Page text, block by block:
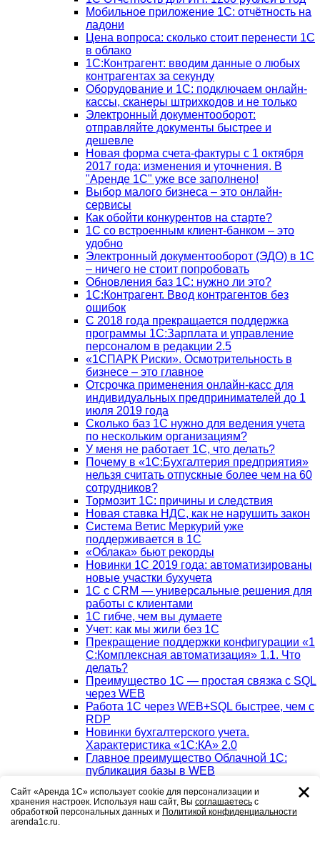
Сайт «Аренда 1С» использует cookie для персонализации и
хранения настроек. Используя наш сайт, Вы соглашаетесь с
обработкой персональных данных и Политикой конфиденциальности
arenda1c.ru.
Мобильное приложение 1С: отчётность на
ладони
Цена вопроса: сколько стоит перенести 1С
в облако
1С:Контрагент: вводим данные о любых
контрагентах за секунду
Оборудование и 1С: подключаем онлайн-
кассы, сканеры штрихкодов и не только
Электронный документооборот:
отправляйте документы быстрее и
дешевле
Новая форма счета-фактуры с 1 октября
2017 года: изменения и уточнения. В
"Аренде 1С" уже все заполнено!
Выбор малого бизнеса – это онлайн-
сервисы
Как обойти конкурентов на старте?
1C со встроенным клиент-банком – это
удобно
Электронный документооборот (ЭДО) в 1С
– ничего не стоит попробовать
Обновления баз 1С: нужно ли это?
1С:Контрагент. Ввод контрагентов без
ошибок
С 2018 года прекращается поддержка
программы 1С:Зарплата и управление
персоналом в редакции 2.5
«1СПАРК Риски». Осмотрительность в
бизнесе – это главное
Отсрочка применения онлайн-касс для
индивидуальных предпринимателей до 1
июля 2019 года
Сколько баз 1C нужно для ведения учета
по нескольким организациям?
У меня не работает 1С, что делать?
Почему в «1С:Бухгалтерия предприятия»
нельзя считать отпускные более чем на 60
сотрудников?
Тормозит 1C: причины и следствия
Новая ставка НДС, как не нарушить закон
Система Ветис Меркурий уже
поддерживается в 1С
«Облака» бьют рекорды
Новинки 1С 2019 года: автоматизированы
новые участки бухучета
1С с CRM — универсальные решения для
работы с клиентами
1С гибче, чем вы думаете
Учет: как мы жили без 1С
Прекращение поддержки конфигурации «1
С:Комплексная автоматизация» 1.1. Что
делать?
Преимущество 1С — простая связка с SQL
через WEB
Работа 1С через WEB+SQL быстрее, чем с
RDP
Новинки бухгалтерского учета.
Характеристика «1С:КА» 2.0
Главное преимущество Облачной 1С:
публикация базы в WEB
Минимальный набор для начинающего
предпринимателя: бухгалтерия +